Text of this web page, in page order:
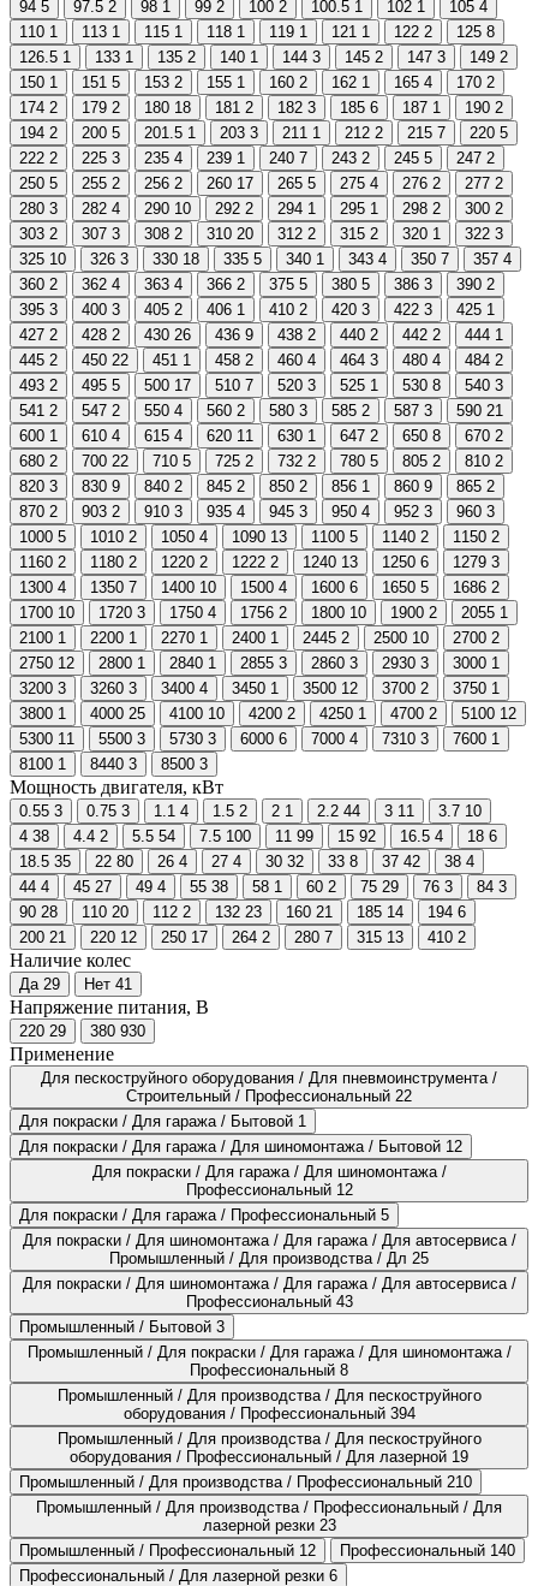
94 5 97.5 2 98 1 99 2 100 2 100.5 1 102 1 105 4
110 1 113 1 115 1 118 1 119 1 121 1 122 2 125 8
126.5 1 133 1 135 2 140 1 144 3 145 2 147 3 149 2
150 1 151 5 153 2 155 1 160 2 162 1 165 4 170 2
174 2 179 2 180 18 181 2 182 3 185 6 187 1 190 2
194 2 200 5 201.5 1 203 3 211 1 212 2 215 7 220 5
222 2 225 3 235 4 239 1 240 7 243 2 245 5 247 2
250 5 255 2 256 2 260 17 265 5 275 4 276 2 277 2
280 3 282 4 290 10 292 2 294 1 295 1 298 2 300 2
303 2 307 3 308 2 310 20 312 2 315 2 320 1 322 3
325 10 326 3 330 18 335 5 340 1 343 4 350 7 357 4
360 2 362 4 363 4 366 2 375 5 380 5 386 3 390 2
395 3 400 3 405 2 406 1 410 2 420 3 422 3 425 1
427 2 428 2 430 26 436 9 438 2 440 2 442 2 444 1
445 2 450 22 451 1 458 2 460 4 464 3 480 4 484 2
493 2 495 5 500 17 510 7 520 3 525 1 530 8 540 3
541 2 547 2 550 4 560 2 580 3 585 2 587 3 590 21
600 1 610 4 615 4 620 11 630 1 647 2 650 8 670 2
680 2 700 22 710 5 725 2 732 2 780 5 805 2 810 2
820 3 830 9 840 2 845 2 850 2 856 1 860 9 865 2
870 2 903 2 910 3 935 4 945 3 950 4 952 3 960 3
1000 5 1010 2 1050 4 1090 13 1100 5 1140 2 1150 2
1160 2 1180 2 1220 2 1222 2 1240 13 1250 6 1279 3
1300 4 1350 7 1400 10 1500 4 1600 6 1650 5 1686 2
1700 10 1720 3 1750 4 1756 2 1800 10 1900 2 2055 1
2100 1 2200 1 2270 1 2400 1 2445 2 2500 10 2700 2
2750 12 2800 1 2840 1 2855 3 2860 3 2930 3 3000 1
3200 3 3260 3 3400 4 3450 1 3500 12 3700 2 3750 1
3800 1 4000 25 4100 10 4200 2 4250 1 4700 2 5100 12
5300 11 5500 3 5730 3 6000 6 7000 4 7310 3 7600 1
8100 1 8440 3 8500 3
Мощность двигателя, кВт
0.55 3 0.75 3 1.1 4 1.5 2 2 1 2.2 44 3 11 3.7 10
4 38 4.4 2 5.5 54 7.5 100 11 99 15 92 16.5 4 18 6
18.5 35 22 80 26 4 27 4 30 32 33 8 37 42 38 4
44 4 45 27 49 4 55 38 58 1 60 2 75 29 76 3 84 3
90 28 110 20 112 2 132 23 160 21 185 14 194 6
200 21 220 12 250 17 264 2 280 7 315 13 410 2
Наличие колес
Да 29 Нет 41
Напряжение питания, В
220 29 380 930
Применение
Для пескоструйного оборудования / Для пневмоинструмента /
Строительный / Профессиональный 22
Для покраски / Для гаража / Бытовой 1
Для покраски / Для гаража / Для шиномонтажа / Бытовой 12
Для покраски / Для гаража / Для шиномонтажа /
Профессиональный 12
Для покраски / Для гаража / Профессиональный 5
Для покраски / Для шиномонтажа / Для гаража / Для автосервиса /
Промышленный / Для производства / Дл 25
Для покраски / Для шиномонтажа / Для гаража / Для автосервиса /
Профессиональный 43
Промышленный / Бытовой 3
Промышленный / Для покраски / Для гаража / Для шиномонтажа /
Профессиональный 8
Промышленный / Для производства / Для пескоструйного
оборудования / Профессиональный 394
Промышленный / Для производства / Для пескоструйного
оборудования / Профессиональный / Для лазерной 19
Промышленный / Для производства / Профессиональный 210
Промышленный / Для производства / Профессиональный / Для
лазерной резки 23
Промышленный / Профессиональный 12 Профессиональный 140
Профессиональный / Для лазерной резки 6